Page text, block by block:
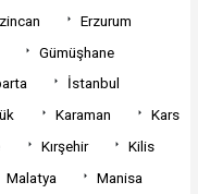
Erzurum
Gümüşhane
İstanbul
Karaman
Kars
Kırşehir
Kilis
Malatya Manisa